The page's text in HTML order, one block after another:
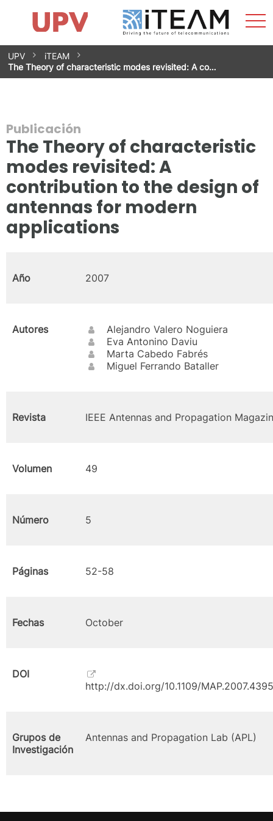
Saltar
contenido
Impacto
Grupos de investigación
Instalaciones
Spin-offs
Contacto
Prácticas
Noticias
Unidad de Igualdad
UPV
iTEAM
The Theory of characteristic modes revisited: A co…
Publicación
The Theory of characteristic
modes revisited: A
contribution to the design of
antennas for modern
applications
Año 2007
Autores
Alejandro Valero Noguiera
Eva Antonino Daviu
Marta Cabedo Fabrés
Miguel Ferrando Bataller
Revista IEEE Antennas and Propagation
Volumen 49
Número 5
Páginas 52-58
Fechas October
DOI
http://dx.doi.org/10.1109/
Grupos de
Investigación
Antennas and Propagation Lab (APL)